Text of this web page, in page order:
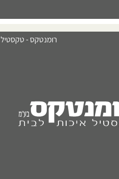
רומנטקס - טקסטיל